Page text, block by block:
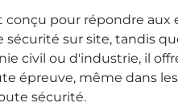
pour répondre
sur site, tandis
civil ou d'industrie, il
épreuve, même dans
sécurité.